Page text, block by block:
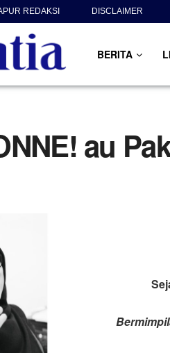
REDAKSI DISCLAIMER
BERITA
au